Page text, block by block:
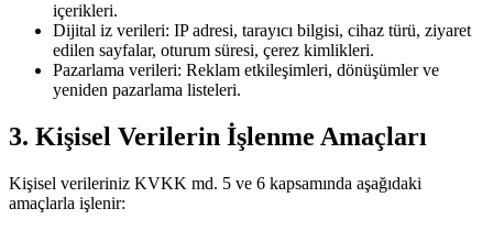
içerikleri.
Dijital iz verileri: IP adresi, tarayıcı bilgisi, cihaz türü, ziyaret
edilen sayfalar, oturum süresi, çerez kimlikleri.
Pazarlama verileri: Reklam etkileşimleri, dönüşümler ve
yeniden pazarlama listeleri.
3. Kişisel Verilerin İşlenme Amaçları
Kişisel verileriniz KVKK md. 5 ve 6 kapsamında aşağıdaki
amaçlarla işlenir: